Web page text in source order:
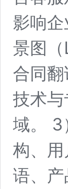
影响
景图
合同
技术
域。 3
构、
语、